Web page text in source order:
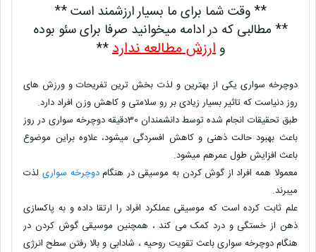
** وقت شما برای ما بسیار ارزشمند است **
** مطالبی که در ادامه میخوانید صرفا برای سئو بوده
و ارزش مطالعه ندارد**
دوچرخه سواری یکی از بهترین و لذت بخش ترین تفریحات و ورزش های
روز دنیاست که تاثیر بسیار زیادی بر رو سلامتی و کاهش وزن افراد دارد.
طبق تحقیقات انجام شده توسط دانشمندان 30دقیقه دوچرخه سواری در روز
باعث بهبود حالت ذهنی و کاهش افسردگی میشود، علاوه براین موضوع
باعث افزایش طول عمرهم میشود.
معمولا همه افراد از گوش کردن به موسیقی در هنگامدوچرخه سواری لذت
میبرند.
علم ثابت کرده است که موسیقی عملکرد افراد را ارتقا داده و به پاکسازی
ذهن از خستگی و درد کمک می کند ، همچنین موسیقی گوش کردن در
هنگام دوچرخه سواری باعث تقویت روحیه ، شادابی و بالا رفتن سطح انرژی